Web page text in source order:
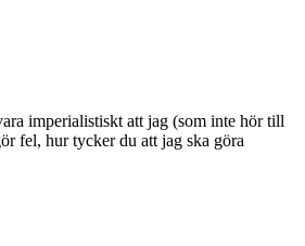
imperialistiskt att jag (som inte hör till
fel, hur tycker du att jag ska göra